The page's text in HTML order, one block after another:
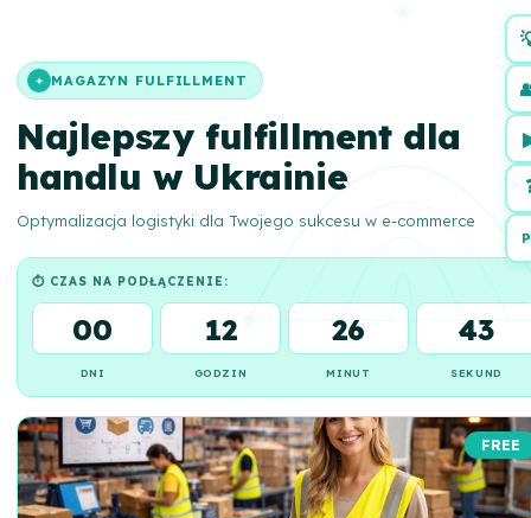
✦ MAGAZYN FULFILLMENT
Najlepszy fulfillment dla
handlu w Ukrainie
Optymalizacja logistyki dla Twojego sukcesu w e-commerce
⏱ CZAS NA PODŁĄCZENIE:
00
DNI
12
GODZIN
26
MINUT
42
SEKUND
FREE